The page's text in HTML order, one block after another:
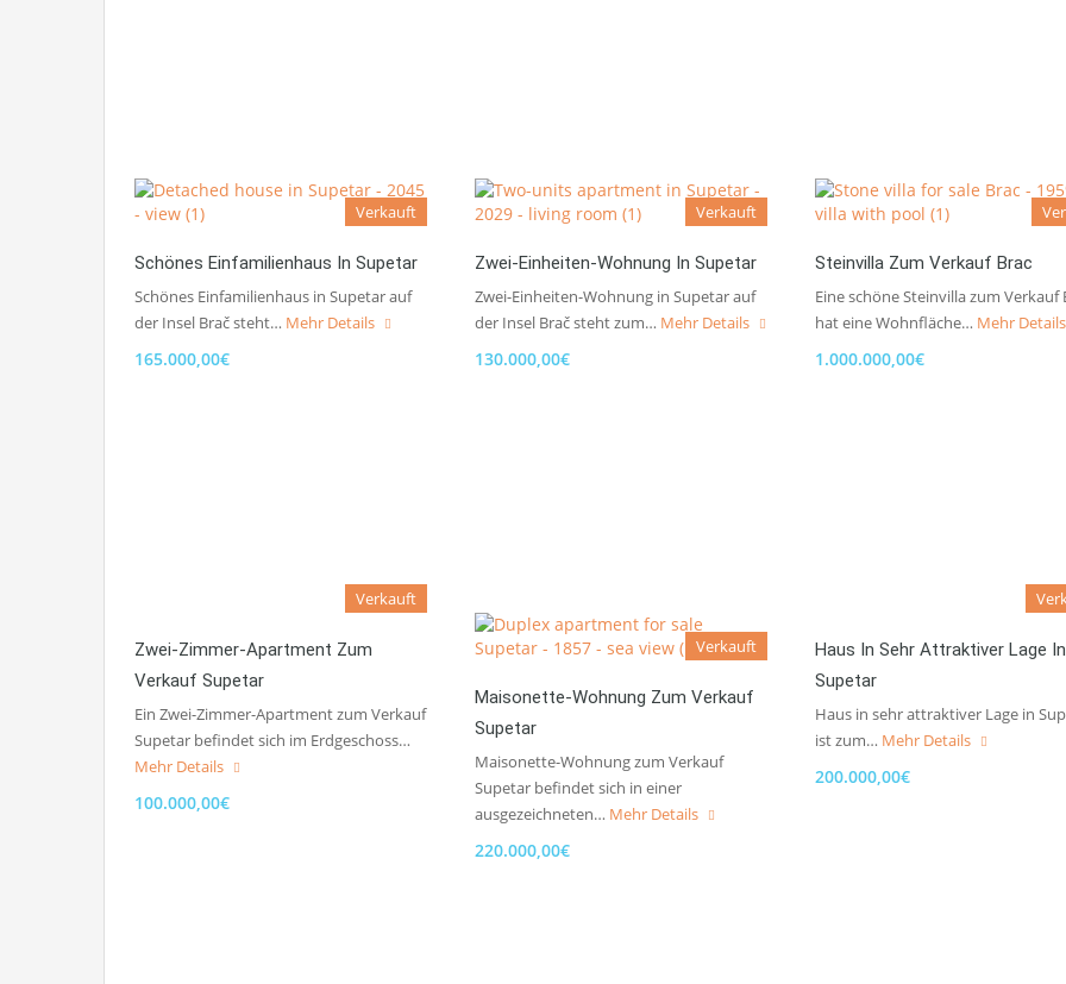
Verkauft
Schönes Einfamilienhaus In Supetar
Schönes Einfamilienhaus in Supetar auf
der Insel Brač steht… Mehr Details
165.000,00€
Verkauft
Zwei-Einheiten-Wohnung In Supetar
Zwei-Einheiten-Wohnung in Supetar auf
der Insel Brač steht zum… Mehr Details
130.000,00€
Steinvilla Zum Verkauf Brac
Eine schöne Steinvilla zum Verkauf
hat eine Wohnfläche… Mehr Details
1.000.000,00€
Verkauft
Zwei-Zimmer-Apartment Zum
Verkauf Supetar
Ein Zwei-Zimmer-Apartment zum Verkauf
Supetar befindet sich im Erdgeschoss…
Mehr Details
100.000,00€
Verkauft
Maisonette-Wohnung Zum Verkauf
Supetar
Maisonette-Wohnung zum Verkauf
Supetar befindet sich in einer
ausgezeichneten… Mehr Details
220.000,00€
Haus In Sehr Attraktiver Lage In
Supetar
Haus in sehr attraktiver Lage in
ist zum… Mehr Details
200.000,00€